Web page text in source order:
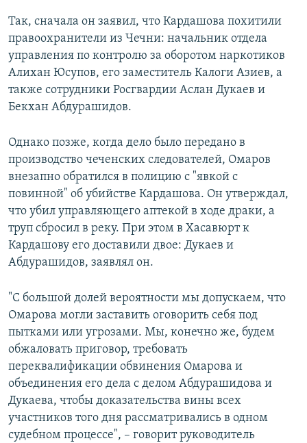
Так, сначала он заявил, что Кардашова похитили
правоохранители из Чечни: начальник отдела
управления по контролю за оборотом наркотиков
Алихан Юсупов, его заместитель Калоги Азиев, а
также сотрудники Росгвардии Аслан Дукаев и
Бекхан Абдурашидов.
Однако позже, когда дело было передано в
производство чеченских следователей, Омаров
внезапно обратился в полицию с "явкой с
повинной" об убийстве Кардашова. Он утверждал,
что убил управляющего аптекой в ходе драки, а
труп сбросил в реку. При этом в Хасавюрт к
Кардашову его доставили двое: Дукаев и
Абдурашидов, заявлял он.
"С большой долей вероятности мы допускаем, что
Омарова могли заставить оговорить себя под
пытками или угрозами. Мы, конечно же, будем
обжаловать приговор, требовать
переквалификации обвинения Омарова и
объединения его дела с делом Абдурашидова и
Дукаева, чтобы доказательства вины всех
участников того дня рассматривались в одном
судебном процессе", – говорит руководитель